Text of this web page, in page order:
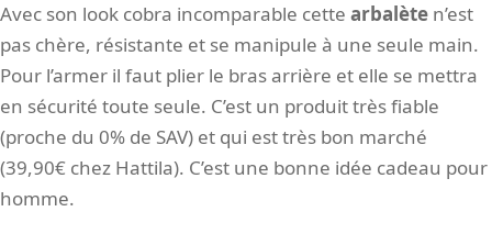
Avec son look cobra incomparable cette arbalète n’est
pas chère, résistante et se manipule à une seule main.
Pour l’armer il faut plier le bras arrière et elle se mettra
en sécurité toute seule. C’est un produit très fiable
(proche du 0% de SAV) et qui est très bon marché
(39,90€ chez Hattila). C’est une bonne idée cadeau pour
homme.